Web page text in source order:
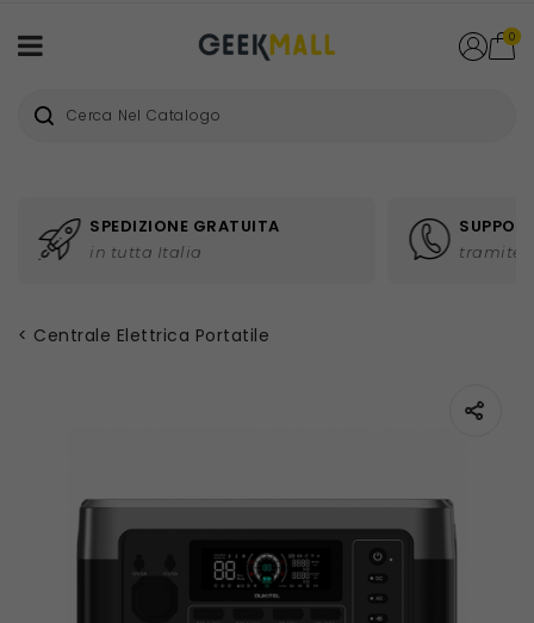
0
SPEDIZIONE GRATUITA
in tutta Italia tramite
Centrale Elettrica Portatile